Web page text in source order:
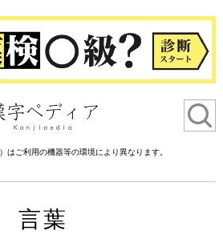
ご利用の機器等の環境により異なります。
言葉